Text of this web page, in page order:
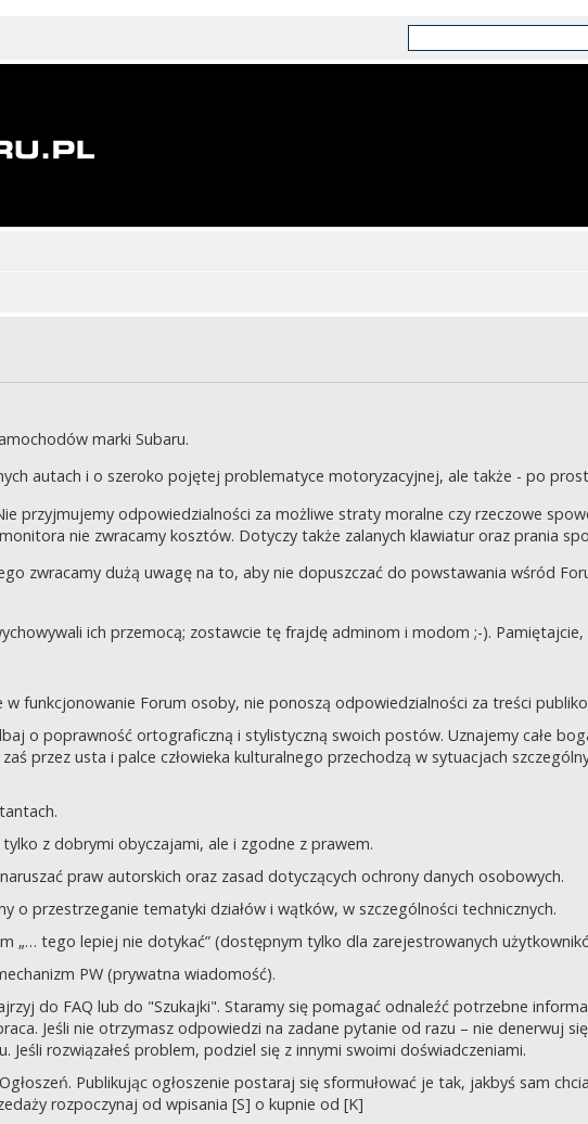
marki Subaru.
autach i o szeroko pojętej problematyce motoryzacyjnej, ale także - po
przyjmujemy odpowiedzialności za możliwe straty moralne czy rzeczowe
nie zwracamy kosztów. Dotyczy także zalanych klawiatur oraz prania
zwracamy dużą uwagę na to, aby nie dopuszczać do powstawania wśród
ich przemocą; zostawcie tę frajdę adminom i modom ;-).
funkcjonowanie Forum osoby, nie ponoszą odpowiedzialności za treści
o poprawność ortograficzną i stylistyczną swoich postów. Uznajemy całe
przez usta i palce człowieka kulturalnego przechodzą w sytuacjach
z dobrymi obyczajami, ale i zgodne z prawem.
praw autorskich oraz zasad dotyczących ochrony danych osobowych.
o przestrzeganie tematyki działów i wątków, w szczególności technicznych.
„… tego lepiej nie dotykać” (dostępnym tylko dla zarejestrowanych
PW (prywatna wiadomość).
do FAQ lub do "Szukajki". Staramy się pomagać odnaleźć potrzebne
Jeśli nie otrzymasz odpowiedzi na zadane pytanie od razu – nie denerwuj
rozwiązałeś problem, podziel się z innymi swoimi doświadczeniami.
Publikując ogłoszenie postaraj się sformułować je tak, jakbyś sam
rozpoczynaj od wpisania [S] o kupnie od [K]